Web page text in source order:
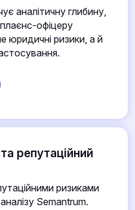
аналітичну глибину,
офіцеру
юридичні ризики, а й
репутаційний
ризиками
Semantrum.